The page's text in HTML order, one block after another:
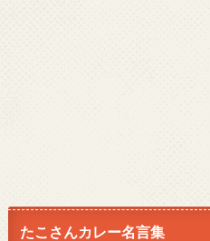
たこさんカレー名言集